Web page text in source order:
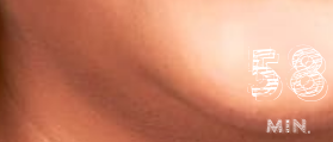
58
Min.